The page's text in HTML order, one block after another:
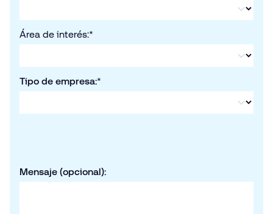
*
Área de interés:
*
Tipo de empresa:
Mensaje (opcional):